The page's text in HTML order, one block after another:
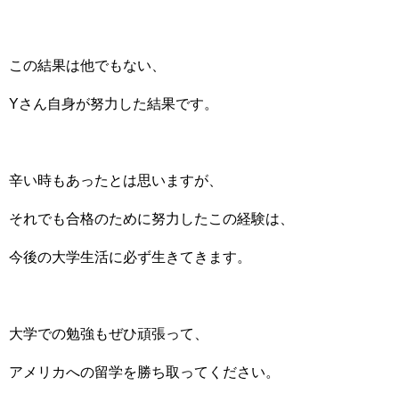
この結果は他でもない、
Yさん自身が努力した結果です。
辛い時もあったとは思いますが、
それでも合格のために努力したこの経験は、
今後の大学生活に必ず生きてきます。
大学での勉強もぜひ頑張って、
アメリカへの留学を勝ち取ってください。